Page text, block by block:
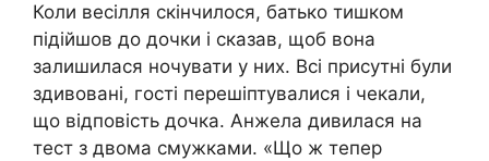
Коли весілля скінчилося, батько тишком
підійшов до дочки і сказав, щоб вона
залишилася ночувати у них. Всі присутні були
здивовані, гості перешіптувалися і чекали,
що відповість дочка. Анжела дивилася на
тест з двома смужками. «Що ж тепер